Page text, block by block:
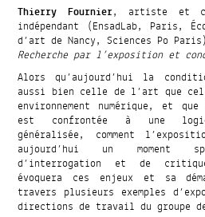
Thierry Fournier, artiste et
indépendant (EnsadLab, Paris,
d’art de Nancy, Sciences Po Paris)
Recherche par l’exposition et
Alors qu’aujourd’hui la
aussi bien celle de l’art que
environnement numérique, et
est confrontée à une
généralisée, comment
aujourd’hui un moment
d’interrogation et de
évoquera ces enjeux et sa
travers plusieurs exemples
directions de travail du groupe